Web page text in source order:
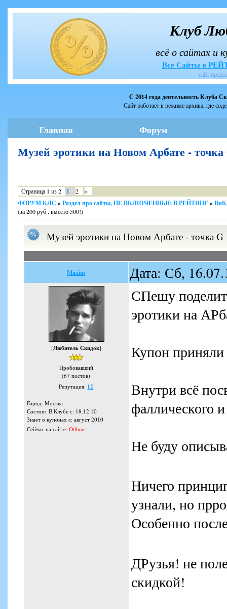
Клуб
всё о сайтах и
Все Сайты в
сайт
С 2014 года деятельность Клуба
Сайт работает в режиме архива, где
Главная Форум
Музей эротики на Новом Арбате -
Страница 1 из2 1 2 »
ФОРУМ КЛС »Раздел про сайты, НЕ ВКЛЮЧЕННЫЕ В РЕЙТИНГ »
(за 200 руб . вместо 500!)
Музей эротики на Новом Арбате - точка G
Maxim Дата: Сб,
[Любитель Скидок]
Пробовавший
(67 постов)
Репутация: 12
Город: Москва
Состоит В Клубе с: 18.12.10
Знает о купонах с: август 2010
Сейчас на сайте: Offline
СПешу
эротики на
Купон приняли
Внутри всё
фаллического
Не буду
Ничего
узнали, но
Особенно
ДРузья! не
скидкой!